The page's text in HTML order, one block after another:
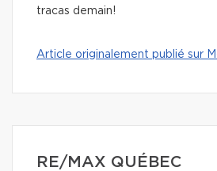
tracas demain!
Article originalement publié sur
RE/MAX QUÉBEC